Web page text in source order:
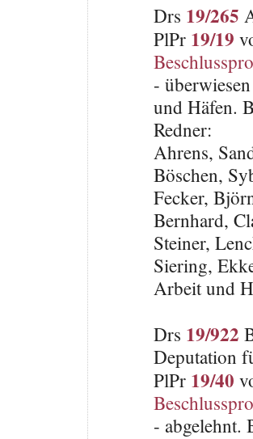
Drs 19/265
PlPr 19/19
-
und Häfen.
Redner:
Ahrens,
Böschen,
Fecker,
Bernhard,
Steiner,
Siering,
Arbeit und
Drs 19/922
Deputation
PlPr 19/40
- abgelehnt.